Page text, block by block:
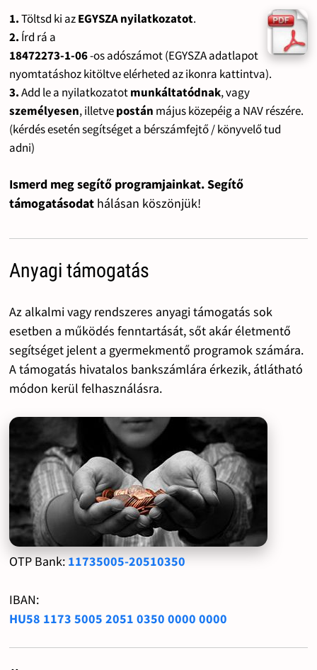
1.Töltsd ki azEGYSZA nyilatkozatot.
2. Írd rá a
18472273-1-06-os adószámot (EGYSZA adatlapot
nyomtatáshoz kitöltve elérheted az ikonra kattintva).
3.Add le a nyilatkozatotmunkáltatódnak, vagy
személyesen, illetvepostán május közepéig a NAV részére.
(kérdés esetén segítséget a bérszámfejtő / könyvelő tud
adni)
Ismerd meg segítő programjainkat. Segítő
támogatásodat hálásan köszönjük!
Anyagi támogatás
Az alkalmi vagy rendszeres anyagi támogatás sok
esetben a működés fenntartását, sőt akár életmentő
segítséget jelent a gyermekmentő programok számára.
A támogatás hivatalos bankszámlára érkezik, átlátható
módon kerül felhasználásra.
OTP Bank: 11735005-20510350
IBAN:
HU58 1173 5005 2051 0350 0000 0000